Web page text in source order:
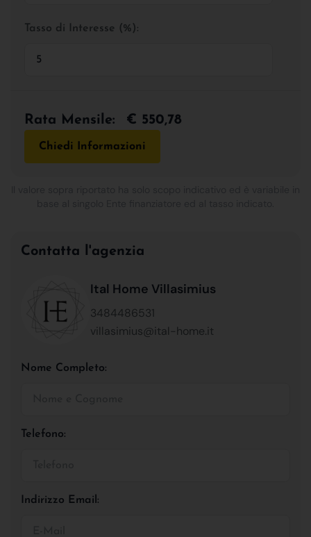
Tasso di Interesse (%):
Rata Mensile: € 550,78
Chiedi Informazioni
Contatta l'agenzia
Ital Home Villasimius
3484486531
villasimius@ital-home.it
Nome Completo:
Telefono:
Indirizzo Email: